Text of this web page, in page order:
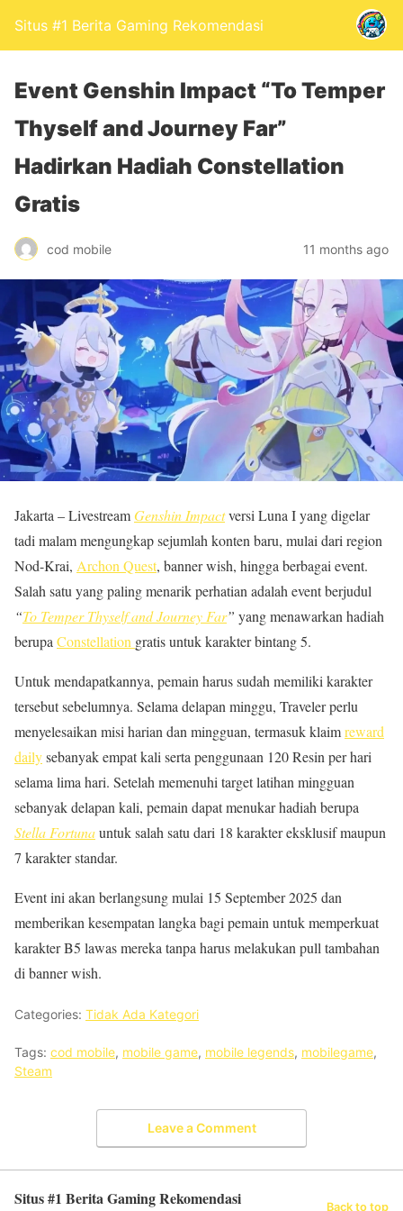
Situs #1 Berita Gaming Rekomendasi
Event Genshin Impact “To Temper
Thyself and Journey Far”
Hadirkan Hadiah Constellation
Gratis
cod mobile 11 months ago
Jakarta – LivestreamGenshin Impactversi Luna I yang digelar
tadi malam mengungkap sejumlah konten baru, mulai dari region
Nod-Krai, Archon Quest, banner wish, hingga berbagai event.
Salah satu yang paling menarik perhatian adalah event berjudul
“To Temper Thyself and Journey Far” yang menawarkan hadiah
berupa Constellation gratis untuk karakter bintang 5.
Untuk mendapatkannya, pemain harus sudah memiliki karakter
tersebut sebelumnya. Selama delapan minggu, Traveler perlu
menyelesaikan misi harian dan mingguan, termasuk klaimreward
dailysebanyak empat kali serta penggunaan 120 Resin per hari
selama lima hari. Setelah memenuhi target latihan mingguan
sebanyak delapan kali, pemain dapat menukar hadiah berupa
Stella Fortunauntuk salah satu dari 18 karakter eksklusif maupun
7 karakter standar.
Event ini akan berlangsung mulai 15 September 2025 dan
memberikan kesempatan langka bagi pemain untuk memperkuat
karakter B5 lawas mereka tanpa harus melakukan pull tambahan
di banner wish.
Categories: Tidak Ada Kategori
Tags: cod mobile, mobile game, mobile legends, mobilegame,
Steam
Leave a Comment
Situs #1 Berita Gaming Rekomendasi Back to top